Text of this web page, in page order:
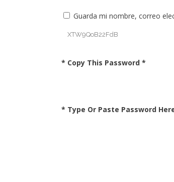
Guarda mi nombre, correo
* Copy This Password *
* Type Or Paste Password